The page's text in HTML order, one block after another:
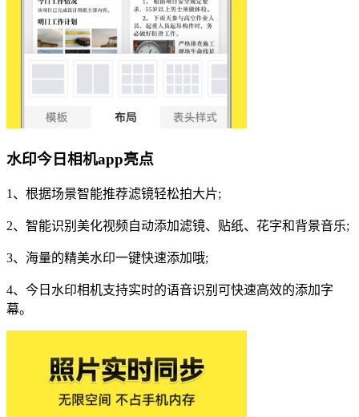
水印今日相机app亮点
1、根据场景智能推荐滤镜轻松拍大片;
2、智能识别美化视频自动添加滤镜、贴纸、花字和背景音乐;
3、海量的精美水印一键快速添加哦;
4、今日水印相机支持实时的语音识别可快速高效的添加字
幕。